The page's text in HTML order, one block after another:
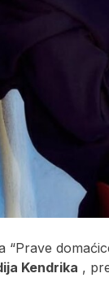
“Prave
Kendrika ,